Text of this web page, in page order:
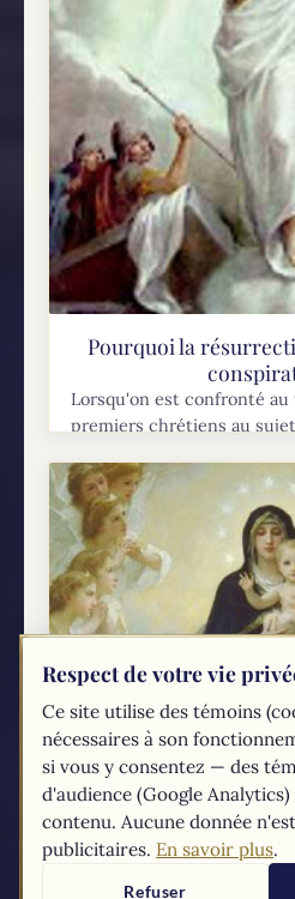
Pourquoi la
Lorsqu'on est confronté au
premiers chrétiens au
crédible. Un scepticisme
Fête de Sainte Marie,
La figure de Sainte Marie,
une place centrale dans la
article vise à explorer la
de ce titre et son
Respect de votre vie
Ce site utilise des témoins
nécessaires à son
si vous y consentez — des
d'audience (Google
contenu. Aucune donnée
publicitaires. En savoir plus.
Refuser